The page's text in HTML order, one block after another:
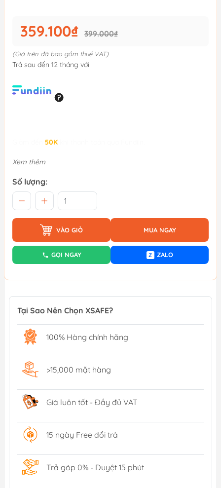
359.100₫ 399.000₫
(Giá trên đã bao gồm thuế VAT)
Trả sau đến 12 tháng với
50K
Xem thêm
Số lượng:
VÀO GIỎ MUA NGAY
GỌI NGAY Z ZALO
Tại Sao Nên Chọn XSAFE?
100% Hàng chính hãng
>15,000 mặt hàng
Giá luôn tốt - Đầy đủ VAT
15 ngày Free đổi trả
Trả góp 0% - Duyệt 15 phút